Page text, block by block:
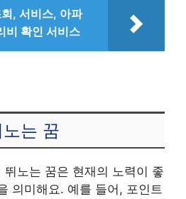
, 서비스, 아파
비 확인 서비스
는 꿈
노는 꿈은 현재의 노력이 좋
의미해요. 예를 들어, 포인트